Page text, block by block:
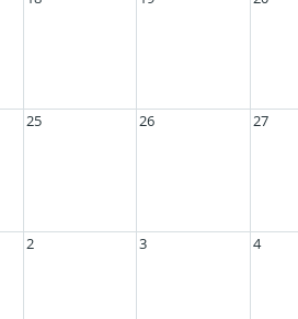
25 26 27
2 3 4